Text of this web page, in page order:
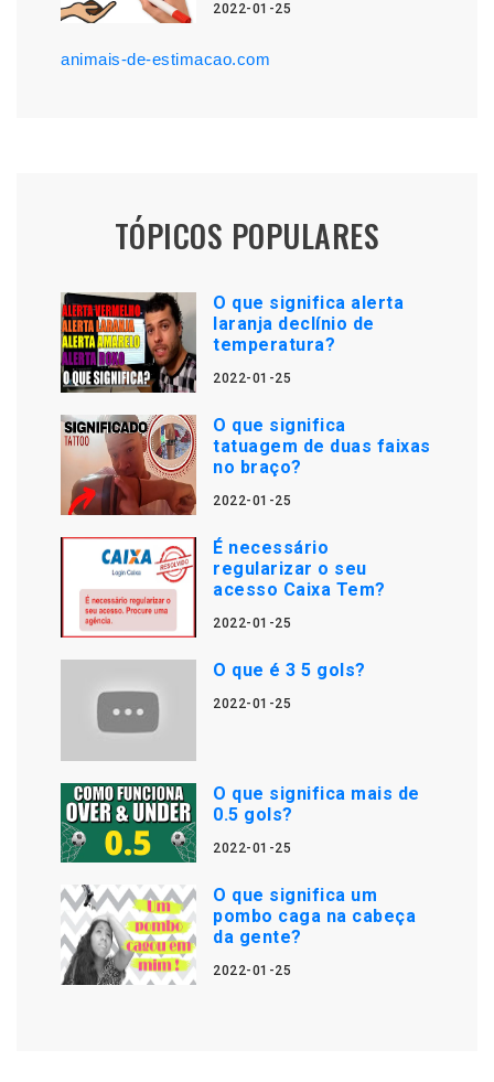
2022-01-25
animais-de-estimacao.com
TÓPICOS POPULARES
O que significa alerta
laranja declínio de
temperatura?
2022-01-25
O que significa
tatuagem de duas faixas
no braço?
2022-01-25
É necessário
regularizar o seu
acesso Caixa Tem?
2022-01-25
O que é 3 5 gols?
2022-01-25
O que significa mais de
0.5 gols?
2022-01-25
O que significa um
pombo caga na cabeça
da gente?
2022-01-25